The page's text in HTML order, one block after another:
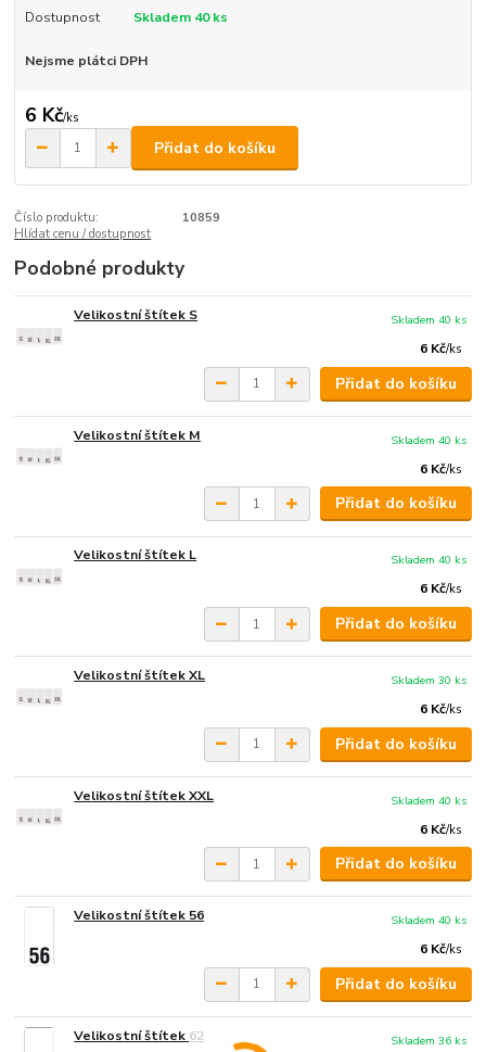
Dostupnost Skladem 40 ks
Nejsme plátci DPH
6 Kč/ks
Přidat do košíku
Číslo produktu:
10859
Hlídat cenu / dostupnost
Podobné produkty
Velikostní štítek S
6 Kč/ks
Skladem 40 ks
Přidat do košíku
Velikostní štítek M
6 Kč/ks
Skladem 40 ks
Přidat do košíku
Velikostní štítek L
6 Kč/ks
Skladem 40 ks
Přidat do košíku
Velikostní štítek XL
6 Kč/ks
Skladem 30 ks
Přidat do košíku
Velikostní štítek XXL
6 Kč/ks
Skladem 40 ks
Přidat do košíku
Velikostní štítek 56
6 Kč/ks
Skladem 40 ks
Přidat do košíku
Velikostní štítek 62 Skladem 36 ks